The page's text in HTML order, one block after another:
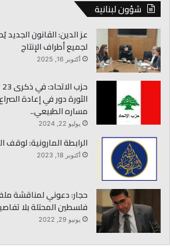
شؤون لبنانية
عز الدين: القانون
لجميع أطراف الإنتاج
أكتوبر 16, 2025
الثورة دور في إعادة
مساره الطبيعي..
يوليو 22, 2024
الرابطة المارونية: لوقف
أكتوبر 18, 2023
حجار: دعوني لمناقشة ملف
فلسطين المحتلة ‏بلا
يونيو 29, 2022